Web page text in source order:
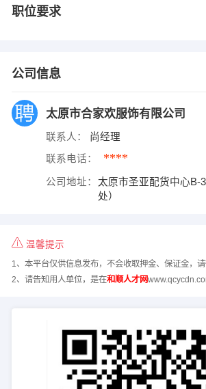
职位要求
公司信息
太原市合家欢服饰有限公司
联系人： 尚经理
联系电话： ****
公司地址：
太原市圣亚配货中心B-
处）
温馨提示
1、本平台仅供信息发布，不会收取押金、保证金，请
2、请告知用人单位，是在和顺人才网